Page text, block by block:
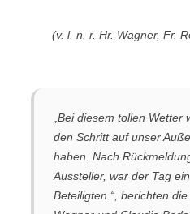
(v. l. n. r. Hr. Wagner, Fr.
„Bei diesem tollen
den Schritt auf unser
haben. Nach
Aussteller, war der Tag
Beteiligten.“, berichten